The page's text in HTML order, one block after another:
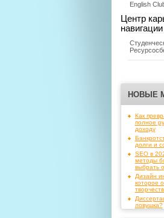
English
Центр
навигации
НОВЫЕ
Как
полное
доходу
долги и
SEO в
методы
выбрать
Дизайн
которое
ловушка?